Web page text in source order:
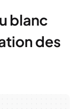
blanc
des